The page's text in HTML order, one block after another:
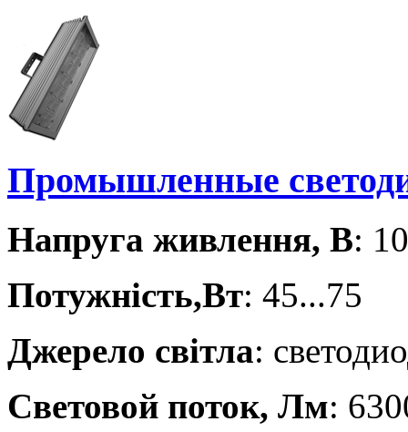
Промышленные
Напруга живлення, В:
Потужність,Вт: 45...75
Джерело світла:
Световой поток, Лм: